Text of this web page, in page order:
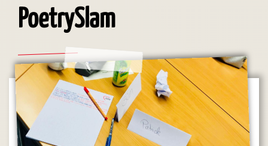
PoetrySlam